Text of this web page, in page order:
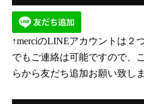
↑merciのLINEアカウントは２
でもご連絡は可能ですので、
らから友だち追加お願い致しま